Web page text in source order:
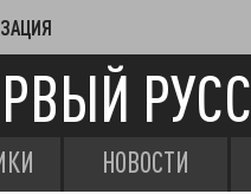
НОВОСТИ